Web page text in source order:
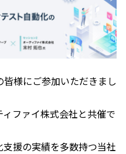
様にご参加いただきまし
ファイ株式会社と共催で
援の実績を多数持つ当社